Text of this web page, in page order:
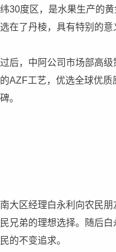
30度区，是水果生产的
在了丹棱，具有特别的意
后，中阿公司市场部高
AZF工艺，优选全球优
。
大区经理白永利向农民
兄弟的理想选择。随后
的不变追求。